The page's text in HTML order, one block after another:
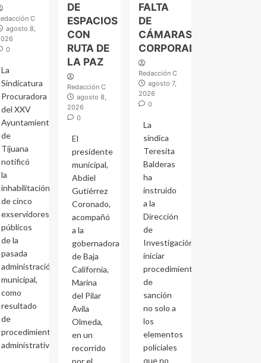
C
agosto 8,
0
La
Sindicatura
Procuradora
del XXV
Ayuntamiento
de
Tijuana
notificó
la
inhabilitación
de cinco
exservidores
públicos
de la
pasada
administración
municipal,
como
resultado
de
procedimientos
administrativos...
DE
ESPACIOS
CON
RUTA DE
LA PAZ
Redacción C
agosto 8,
2026
0
El
presidente
municipal,
Abdiel
Gutiérrez
Coronado,
acompañó
a la
gobernadora
de Baja
California,
Marina
del Pilar
Avila
Olmeda,
en un
recorrido
por el
FALTA
DE
CÁMARAS
CORPORALES
Redacción C
agosto 7,
2026
0
La
síndica
Teresita
Balderas
ha
instruido
a la
Dirección
de
Investigación
iniciar
procedimientos
de
sanción
no solo a
los
elementos
policiales
que no